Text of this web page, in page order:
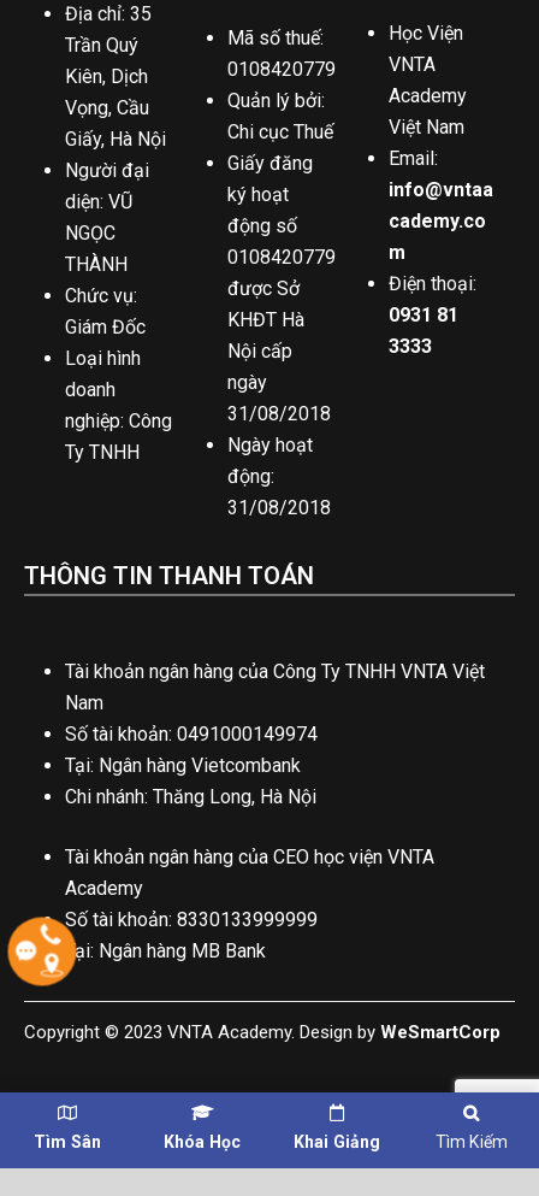
Địa chỉ: 35
Trần Quý
Kiên, Dịch
Vọng, Cầu
Giấy, Hà Nội
Người đại
diện: VŨ
NGỌC
THÀNH
Chức vụ:
Giám Đốc
Loại hình
doanh
nghiệp: Công
Ty TNHH
Mã số thuế:
0108420779
Quản lý bởi:
Chi cục Thuế
Giấy đăng
ký hoạt
động số
0108420779
được Sở
KHĐT Hà
Nội cấp
ngày
31/08/2018
Ngày hoạt
động:
31/08/2018
Học Viện
VNTA
Academy
Việt Nam
Email:
info@vntaa
cademy.co
m
Điện thoại:
0931 81
3333
THÔNG TIN THANH TOÁN
Tài khoản ngân hàng của Công Ty TNHH VNTA Việt
Nam
Số tài khoản: 0491000149974
Tại: Ngân hàng Vietcombank
Chi nhánh: Thăng Long, Hà Nội
Tài khoản ngân hàng của CEO học viện VNTA
Academy
Số tài khoản: 8330133999999
Tại: Ngân hàng MB Bank
Copyright © 2023 VNTA Academy. Design by WeSmartCorp
Tìm Sân Khóa Học Khai Giảng Tìm Kiếm